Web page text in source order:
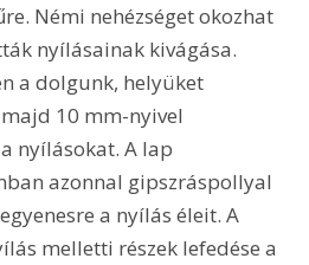
Némi nehézséget okozhat
nyílásainak kivágása.
a dolgunk, helyüket
10 mm-nyivel
nyílásokat. A lap
azonnal gipszráspollyal
a nyílás éleit. A
melletti részek lefedése a